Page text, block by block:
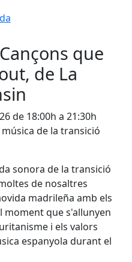
que
de La
de 18:00h a 21:30h
música de la transició
sonora de la transició
de nosaltres
madrileña amb els
moment que s'allunyen
i els valors
espanyola durant el